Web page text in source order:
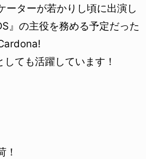
ーターが若かりし頃に出演し
』の主役を務める予定だった
ても活躍しています！
！